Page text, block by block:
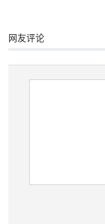
网友评论